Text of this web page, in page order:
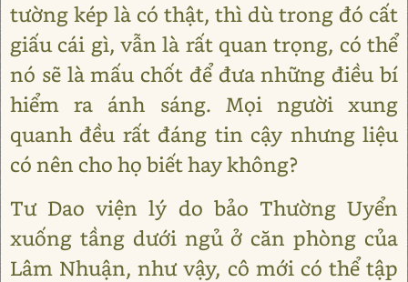
tường kép là có thật, thì dù trong đó cất
giấu cái gì, vẫn là rất quan trọng, có thể
nó sẽ là mấu chốt để đưa những điều bí
hiểm ra ánh sáng. Mọi người xung
quanh đều rất đáng tin cậy nhưng liệu
có nên cho họ biết hay không?
Tư Dao viện lý do bảo Thường Uyển
xuống tầng dưới ngủ ở căn phòng của
Lâm Nhuận, như vậy, cô mới có thể tập